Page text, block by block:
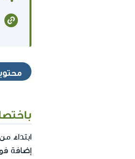
ابتداءً من سنة
إضافة